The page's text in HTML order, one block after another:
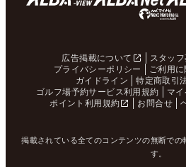
広告掲載について スタッ
プライバシーポリシー
ご利用に
ガイドライン
特定商取引
ゴルフ場予約サービス利用規約
マ
ポイント利用規約
お問合せ
掲載されている全てのコンテンツの無断での
す。